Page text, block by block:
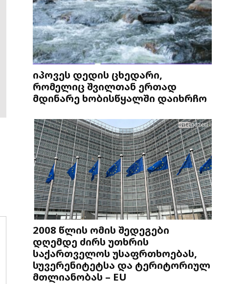
იპოვეს დედის ცხედარი,
რომელიც შვილთან ერთად
მდინარე ხობისწყალში დაიხრჩო
2008 წლის ომის შედეგები
დღემდე ძირს უთხრის
საქართველოს უსაფრთხოებას,
სუვერენიტეტსა და ტერიტორიულ
მთლიანობას – EU